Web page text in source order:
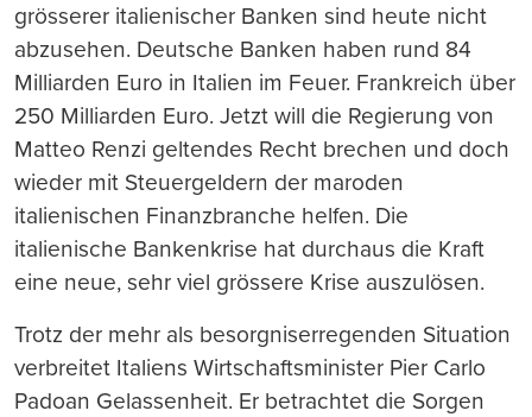
grösserer italienischer Banken sind heute nicht
abzusehen. Deutsche Banken haben rund 84
Milliarden Euro in Italien im Feuer. Frankreich über
250 Milliarden Euro. Jetzt will die Regierung von
Matteo Renzi geltendes Recht brechen und doch
wieder mit Steuergeldern der maroden
italienischen Finanzbranche helfen. Die
italienische Bankenkrise hat durchaus die Kraft
eine neue, sehr viel grössere Krise auszulösen.
Trotz der mehr als besorgniserregenden Situation
verbreitet Italiens Wirtschaftsminister Pier Carlo
Padoan Gelassenheit. Er betrachtet die Sorgen